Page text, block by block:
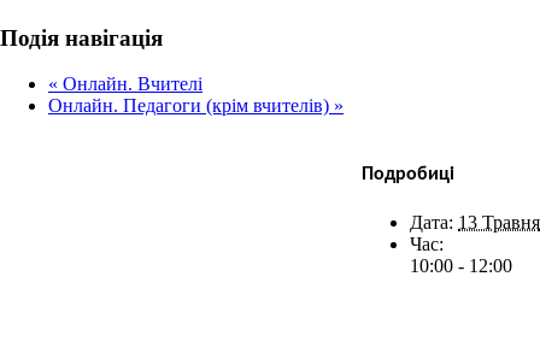
Facebook
X
Bluesky
Reddit
LinkedIn
WhatsApp
Telegram
Tumblr
Xing
Email
Copy
Link
Подія навігація
« Онлайн. Вчителі
Онлайн. Педагоги (крім вчителів) »
Подробиці
Дата: 13 Травня
Час:
10:00 - 12:00